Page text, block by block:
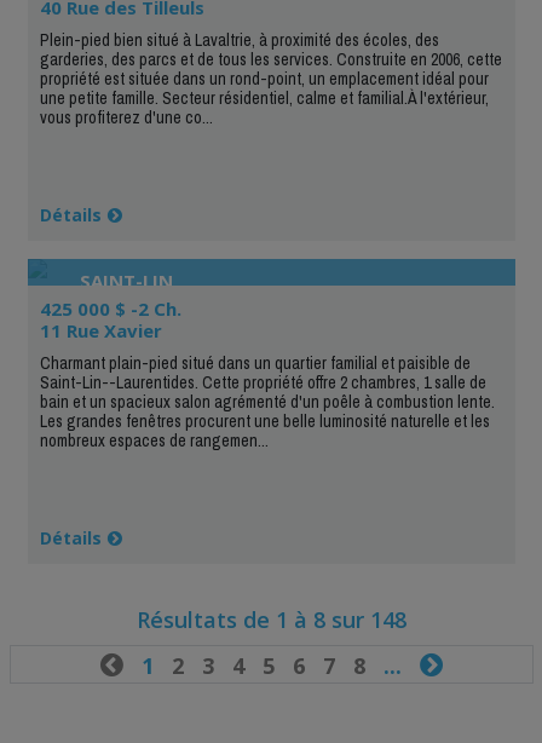
40 Rue des Tilleuls
Plein-pied bien situé à Lavaltrie, à proximité des écoles, des
garderies, des parcs et de tous les services. Construite en 2006, cette
propriété est située dans un rond-point, un emplacement idéal pour
une petite famille. Secteur résidentiel, calme et familial.À l'extérieur,
vous profiterez d'une co...
Détails
SAINT-LIN
425 000 $ -2 Ch.
11 Rue Xavier
Charmant plain-pied situé dans un quartier familial et paisible de
Saint-Lin--Laurentides. Cette propriété offre 2 chambres, 1 salle de
bain et un spacieux salon agrémenté d'un poêle à combustion lente.
Les grandes fenêtres procurent une belle luminosité naturelle et les
nombreux espaces de rangemen...
Détails
Résultats de 1 à 8 sur 148
1 2 3 4 5 6 7 8... 